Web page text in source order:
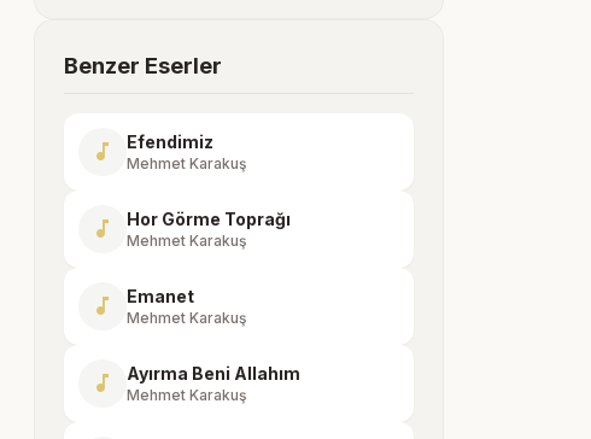
Benzer Eserler
music_note Efendimiz
Mehmet Karakuş
music_note Hor Görme Toprağı
Mehmet Karakuş
music_note Emanet
Mehmet Karakuş
music_note Ayırma Beni Allahım
Mehmet Karakuş